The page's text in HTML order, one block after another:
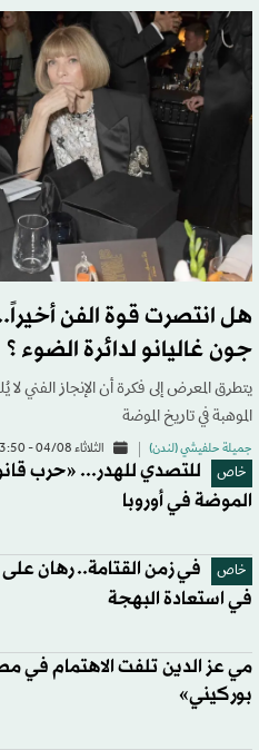
هل انتصرت قوة الفن
جون غاليانو لدائرة الضوء ؟
يتطرق المعرض إلى فكرة أن الإنجاز الفني لا
الموهبة في تاريخ الموضة
جميلة حلفيشي (لندن) الثلاثاء 04/08 - 13:50
خاص
للتصدي للهدر... «حرب
الموضة في أوروبا
خاص
في زمن القتامة.. رهان على
في استعادة البهجة
مي عز الدين تلفت الاهتمام في
بوركيني»